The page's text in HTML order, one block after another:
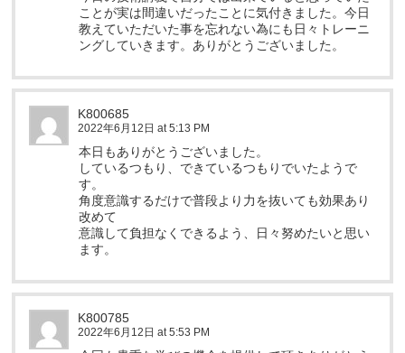
ことが実は間違いだったことに気付きました。今日
教えていただいた事を忘れない為にも日々トレーニ
ングしていきます。ありがとうございました。
K800685
2022年6月12日 at 5:13 PM
本日もありがとうございました。
しているつもり、できているつもりでいたようで
す。
角度意識するだけで普段より力を抜いても効果あり
改めて
意識して負担なくできるよう、日々努めたいと思い
ます。
K800785
2022年6月12日 at 5:53 PM